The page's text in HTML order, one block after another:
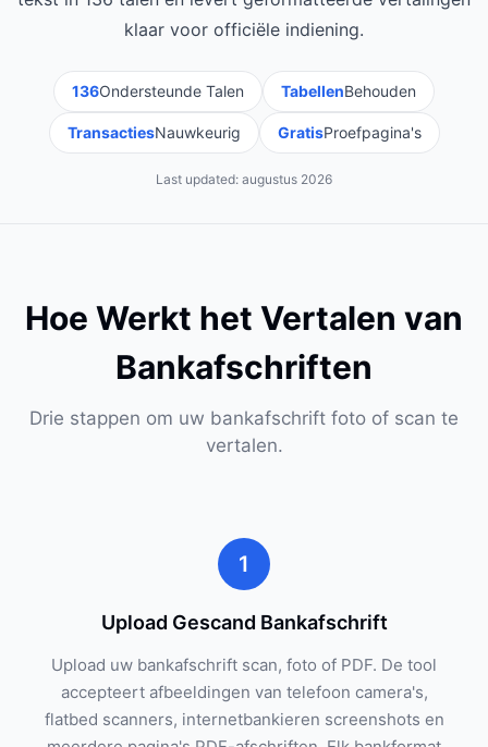
klaar voor officiële indiening.
136Ondersteunde Talen TabellenBehouden
TransactiesNauwkeurig GratisProefpagina's
Last updated: augustus 2026
Hoe Werkt het Vertalen van
Bankafschriften
Drie stappen om uw bankafschrift foto of scan te
vertalen.
1
Upload Gescand Bankafschrift
Upload uw bankafschrift scan, foto of PDF. De tool
accepteert afbeeldingen van telefoon camera's,
flatbed scanners, internetbankieren screenshots en